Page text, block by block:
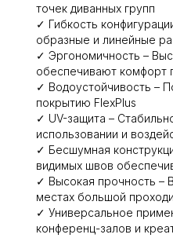
точек диванных групп
✓ Гибкость
образные и линейные
✓ Эргономичность –
обеспечивают комфорт
✓ Водоустойчивость –
покрытию FlexPlus
✓ UV-защита –
использовании и
✓ Бесшумная
видимых швов
✓ Высокая прочность –
местах большой
✓ Универсальное
конференц-залов и